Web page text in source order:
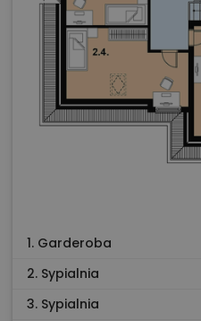
1. Garderoba
2. Sypialnia
3. Sypialnia